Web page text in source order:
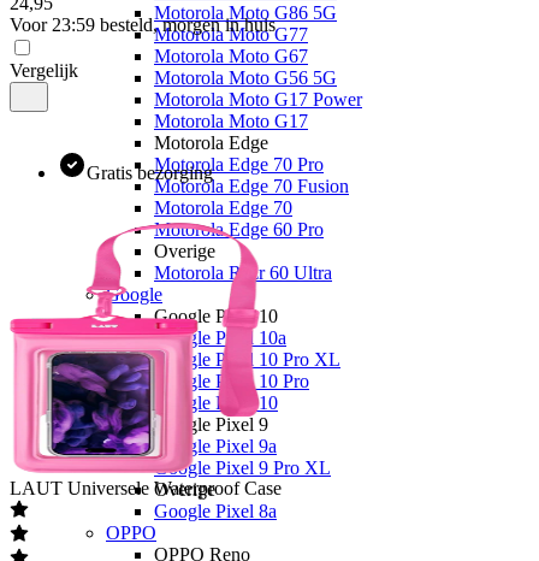
Motorola Moto G86 5G
Motorola Moto G77
Motorola Moto G67
Motorola Moto G56 5G
Motorola Moto G17 Power
Motorola Moto G17
Motorola Edge
Motorola Edge 70 Pro
Motorola Edge 70 Fusion
Motorola Edge 70
Motorola Edge 60 Pro
Overige
Motorola Razr 60 Ultra
Google
Google Pixel 10
Google Pixel 10a
Google Pixel 10 Pro XL
Google Pixel 10 Pro
Google Pixel 10
Google Pixel 9
Google Pixel 9a
Google Pixel 9 Pro XL
Overige
Google Pixel 8a
OPPO
OPPO Reno
Voor 23:59 besteld, morgen in huis
Vergelijk
Gratis bezorging
LAUT Universele Waterproof Case